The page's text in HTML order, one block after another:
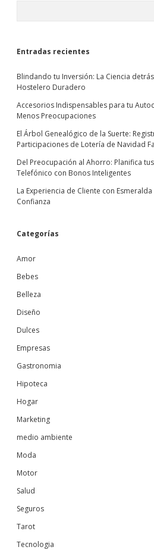
Entradas recientes
Blindando tu Inversión: La Ciencia
Hostelero Duradero
Accesorios Indispensables para tu
Menos Preocupaciones
El Árbol Genealógico de la Suerte:
Participaciones de Lotería de Navidad
Del Preocupación al Ahorro: Planifica
Telefónico con Bonos Inteligentes
La Experiencia de Cliente con
Confianza
Categorías
Amor
Bebes
Belleza
Diseño
Dulces
Empresas
Gastronomia
Hipoteca
Hogar
Marketing
medio ambiente
Moda
Motor
Salud
Seguros
Tarot
Tecnologia